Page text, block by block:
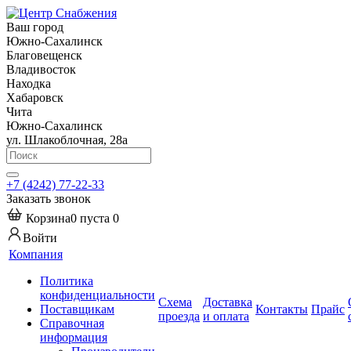
Ваш город
Южно-Сахалинск
Благовещенск
Владивосток
Находка
Хабаровск
Чита
Южно-Сахалинск
ул. Шлакоблочная, 28а
+7 (4242) 77-22-33
Заказать звонок
Корзина0 пуста 0
Войти
Компания
Политика
конфиденциальности
Поставщикам
Справочная
информация
Схема
проезда
Доставка
и оплата
Контакты Прайс